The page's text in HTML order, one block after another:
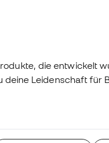
die entwickelt
Leidenschaft für